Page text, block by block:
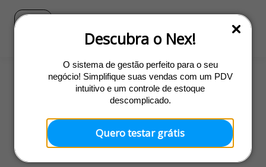
Descubra o Nex!
O sistema de gestão perfeito para o seu
negócio! Simplifique suas vendas com um PDV
intuitivo e um controle de estoque
descomplicado.
Quero testar grátis
Abertura
Missão, visão e
valores: entenda
Blog Ir para o site do Nex